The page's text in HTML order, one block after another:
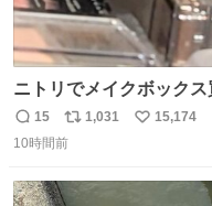
ニトリでメイクボックス
返
信
15
リ
ポ
ト
1,031
い
15,174
10時間前